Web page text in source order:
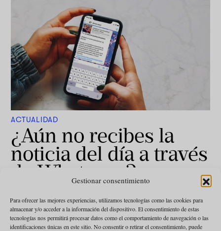
Gestionar consentimiento
Para ofrecer las mejores experiencias, utilizamos tecnologías como las cookies para
almacenar y/o acceder a la información del dispositivo. El consentimiento de estas
tecnologías nos permitirá procesar datos como el comportamiento de navegación o las
identificaciones únicas en este sitio. No consentir o retirar el consentimiento, puede
ACTUALIDAD
¿Aún no recibes la
noticia del día a través
de Whatsapp?